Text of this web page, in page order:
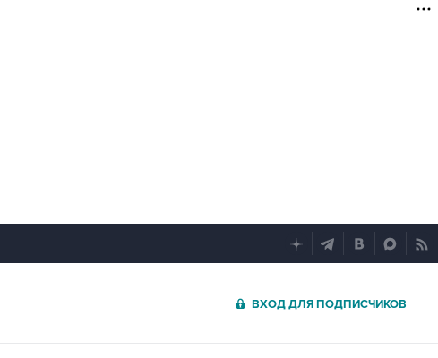
ВХОД ДЛЯ ПОДПИСЧИКОВ